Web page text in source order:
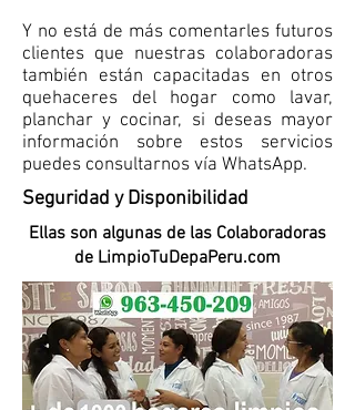
Y no está de más comentarles futuros
clientes que nuestras colaboradoras
también están capacitadas en otros
quehaceres del hogar como lavar,
planchar y cocinar, si deseas mayor
información sobre estos servicios
puedes consultarnos vía WhatsApp.
Seguridad y Disponibilidad
Ellas son algunas de las Colaboradoras
de LimpioTuDepaPeru.com